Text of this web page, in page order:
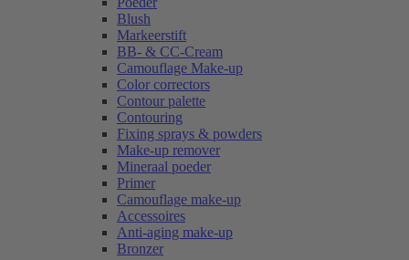
Blush
Markeerstift
BB- & CC-Cream
Camouflage Make-up
Color correctors
Contour palette
Contouring
Fixing sprays & powders
Make-up remover
Mineraal poeder
Primer
Camouflage make-up
Accessoires
Anti-aging make-up
Bronzer